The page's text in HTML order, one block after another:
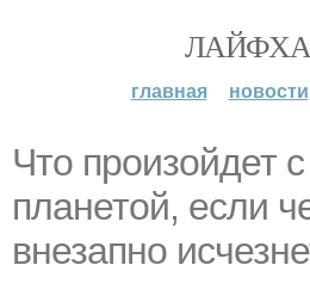
главная новости
Что произойдет
планетой, если
внезапно